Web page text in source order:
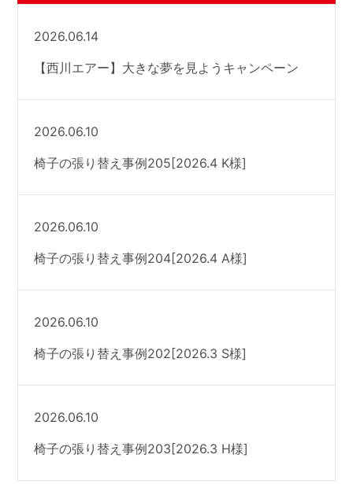
2026.06.14
【西川エアー】大きな夢を見ようキャンペーン
2026.06.10
椅子の張り替え事例205[2026.4 K様]
2026.06.10
椅子の張り替え事例204[2026.4 A様]
2026.06.10
椅子の張り替え事例202[2026.3 S様]
2026.06.10
椅子の張り替え事例203[2026.3 H様]